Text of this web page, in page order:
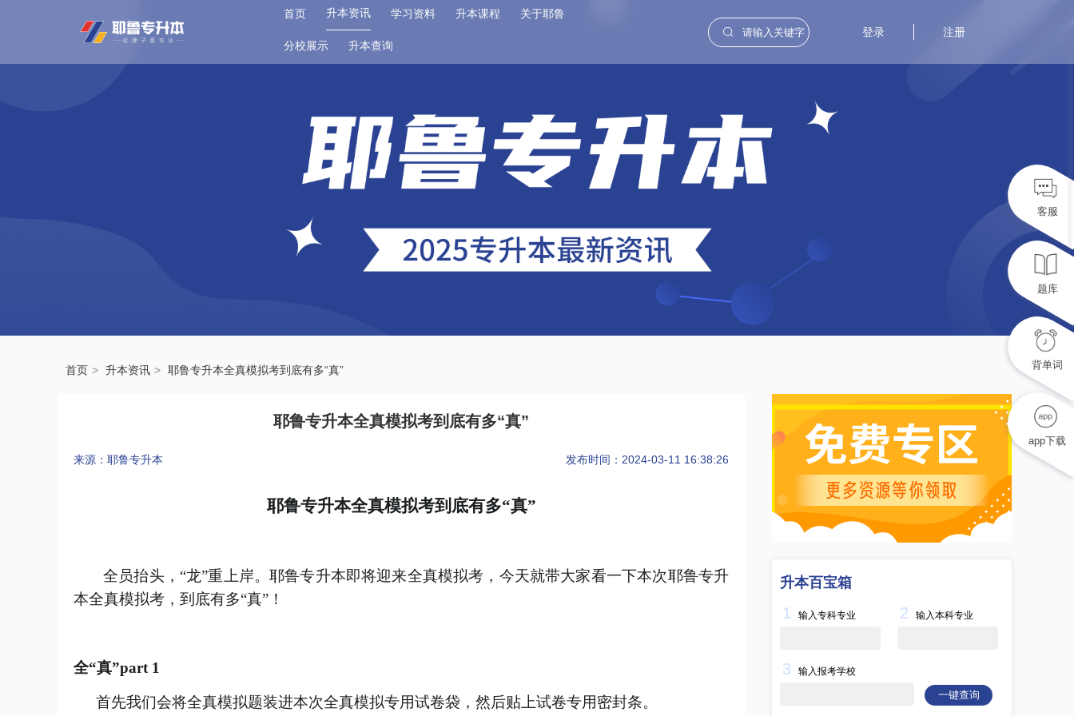
首页 升本资讯 学习资料 升本课程 关于耶鲁
分校展示 升本查询
登录 注册
首页 升本资讯 耶鲁专升本全真模拟考到底有多“真”
耶鲁专升本全真模拟考到底有多“真”
来源：耶鲁专升本 发布时间：2024-03-11 16:38:26
耶鲁专升本全真模拟考到底有多“真”
全员抬头， “龙”重上岸。耶鲁专升本即将迎来全真模拟考， 今天就带大家看一下本次耶鲁专升
本全真模拟考 ， 到底有多“真” ！
全“真”part 1
首先我们会将全真模拟题装进本次全真模拟专用试卷袋，然后贴上试卷专用密封条。
升本百宝箱
1 输入专科专业 2 输入本科专业
3 输入报考学校
一键查询
客服
题库
背单词
app下载